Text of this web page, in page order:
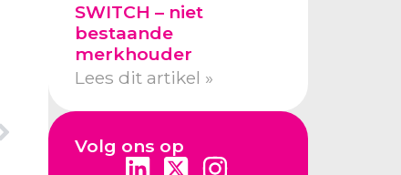
SWITCH – niet
bestaande
merkhouder
Lees dit artikel »
Volg ons op